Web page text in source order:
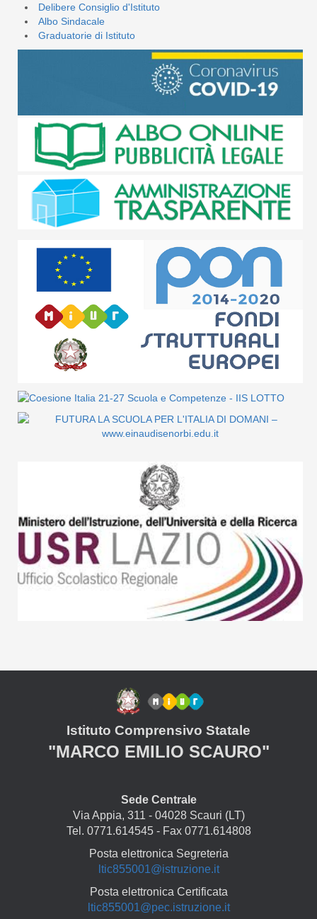
Delibere Consiglio d'Istituto
Albo Sindacale
Graduatorie di Istituto
Istituto Comprensivo Statale
"MARCO EMILIO SCAURO"
Sede Centrale
Via Appia, 311 - 04028 Scauri (LT)
Tel. 0771.614545 - Fax 0771.614808
Posta elettronica Segreteria
ltic855001@istruzione.it
Posta elettronica Certificata
ltic855001@pec.istruzione.it